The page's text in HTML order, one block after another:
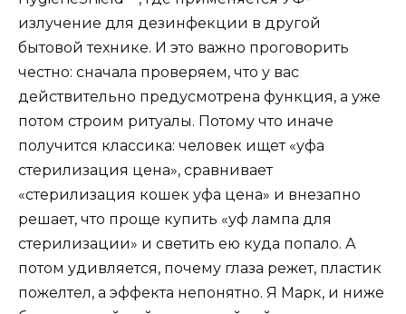
излучение для дезинфекции в другой
бытовой технике. И это важно проговорить
честно: сначала проверяем, что у вас
действительно предусмотрена функция, а уже
потом строим ритуалы. Потому что иначе
получится классика: человек ищет «уфа
стерилизация цена», сравнивает
«стерилизация кошек уфа цена» и внезапно
решает, что проще купить «уф лампа для
стерилизации» и светить ею куда попало. А
потом удивляется, почему глаза режет, пластик
пожелтел, а эффекта непонятно. Я Марк, и ниже